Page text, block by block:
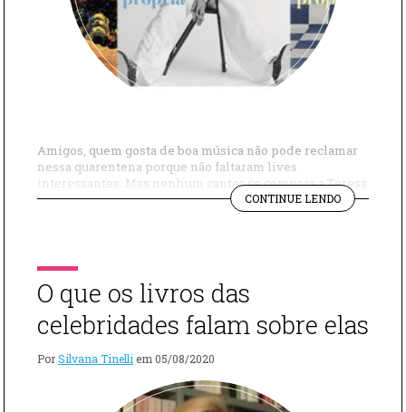
Amigos, quem gosta de boa música não pode reclamar
nessa quarentena porque não faltaram lives
interessantes. Mas nenhum cantor se compara a Teresa
Cristina. Desde que começou o isolamento social, em
março, a cantora tem feito uma live por dia. Sim.
CONTINUE LENDO"TERESA
CRISTINA
O que os livros das
celebridades falam sobre elas
PorSilvana Tinelli em 05/08/2020